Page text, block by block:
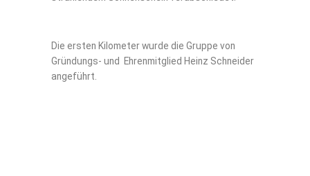
Die ersten Kilometer wurde die Gruppe von
Gründungs- und Ehrenmitglied Heinz Schneider
angeführt.